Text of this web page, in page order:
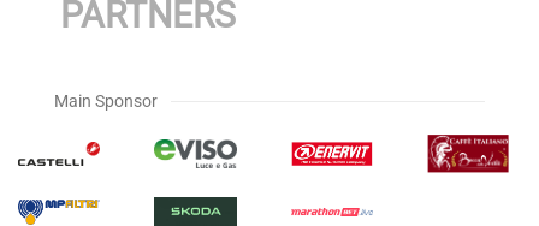
PARTNERS
Main Sponsor